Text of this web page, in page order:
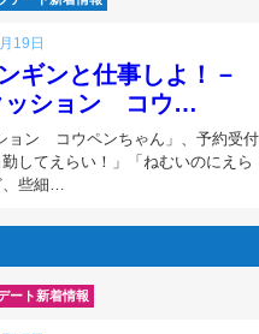
19日
ギンと仕事しよ！－
ッション コウ…
ョン コウペンちゃん」、予約受付
してえらい！」「ねむいのにえら
些細…
ート新着情報